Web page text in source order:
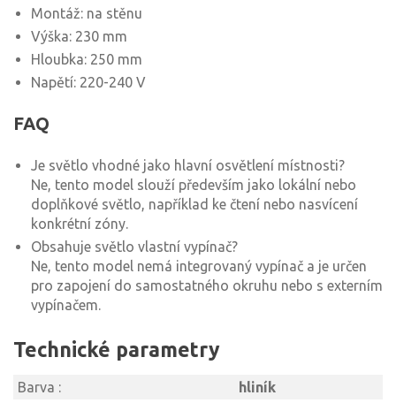
Montáž: na stěnu
Výška: 230 mm
Hloubka: 250 mm
Napětí: 220-240 V
FAQ
Je světlo vhodné jako hlavní osvětlení místnosti?
Ne, tento model slouží především jako lokální nebo
doplňkové světlo, například ke čtení nebo nasvícení
konkrétní zóny.
Obsahuje světlo vlastní vypínač?
Ne, tento model nemá integrovaný vypínač a je určen
pro zapojení do samostatného okruhu nebo s externím
vypínačem.
Technické parametry
Barva :
hliník